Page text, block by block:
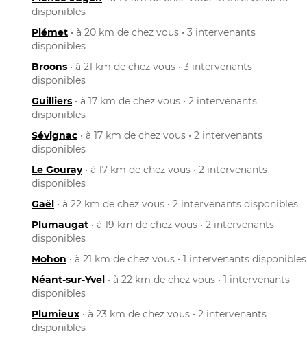
disponibles
Plémet • à 20 km de chez vous • 3 intervenants
disponibles
Broons • à 21 km de chez vous • 3 intervenants
disponibles
Guilliers • à 17 km de chez vous • 2 intervenants
disponibles
Sévignac • à 17 km de chez vous • 2 intervenants
disponibles
Le Gouray• à 17 km de chez vous • 2 intervenants
disponibles
Gaël • à 22 km de chez vous • 2 intervenants disponibles
Plumaugat • à 19 km de chez vous • 2 intervenants
disponibles
Mohon • à 21 km de chez vous • 1 intervenants disponibles
Néant-sur-Yvel • à 22 km de chez vous • 1 intervenants
disponibles
Plumieux • à 23 km de chez vous • 2 intervenants
disponibles